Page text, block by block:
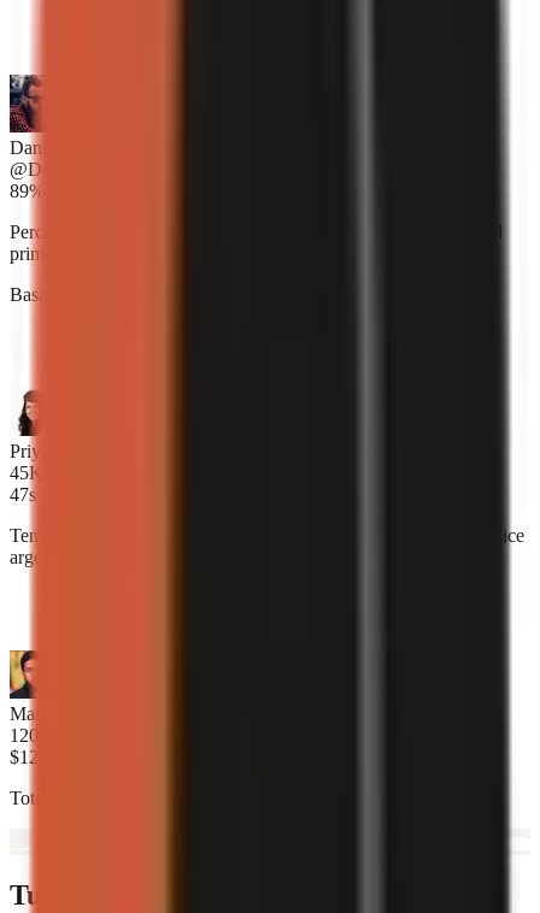
Daniel Kowalski
@DanKowalski
89%
Percentuale di creator che riportano un aumento dei guadagni nel
primo mese.
Basato su un sondaggio tra creator, gennaio 2025
Priya Naidu
45K iscritti
47s
Tempo medio per creare un video completo a partire da un semplice
argomento.
Marcus Oyelaran
120K iscritti
$127K
Totale guadagnato dai creator di GoFaceless solo questo mese.
Tutto quello che ti serve